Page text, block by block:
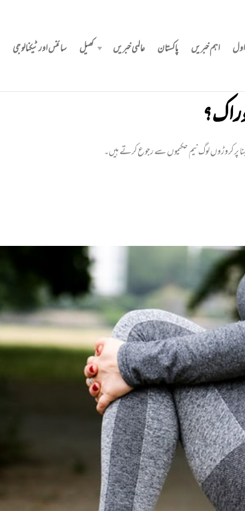
اہم خبریں پاکستان عالمی خبریں کھیل سائنس اور ٹیکنالوجی
پر کروڑوں لوگ نیم حکیموں سے رجوع کرتے ہیں۔